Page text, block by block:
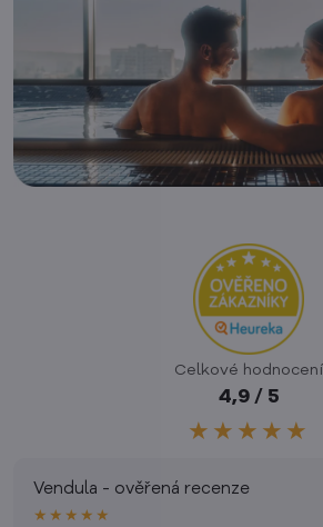
Celkové hodnocení
4,9 / 5
★★★★★
Vendula - ověřená recenze
★★★★★